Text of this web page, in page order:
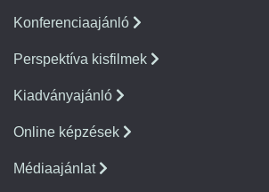
Konferenciaajánló
Perspektíva kisfilmek
Kiadványajánló
Online képzések
Médiaajánlat